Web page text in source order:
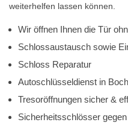
weiterhelfen lassen können.
Wir öffnen Ihnen die Tür
Schlossaustausch sowie
Schloss Reparatur
Autoschlüsseldienst in
Tresoröffnungen sicher &
Sicherheitsschlösser